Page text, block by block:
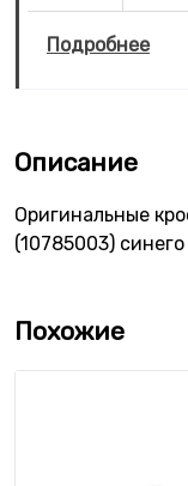
Подробнее
Описание
Оригинальные
(10785003)
Похожие